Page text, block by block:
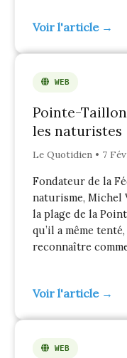
Voir l'article →
WEB
Pointe-
les naturistes
Le Quotidien • 7
Fondateur de la
naturisme, Michel
la plage de la
qu’il a même
reconnaître
Voir l'article →
WEB